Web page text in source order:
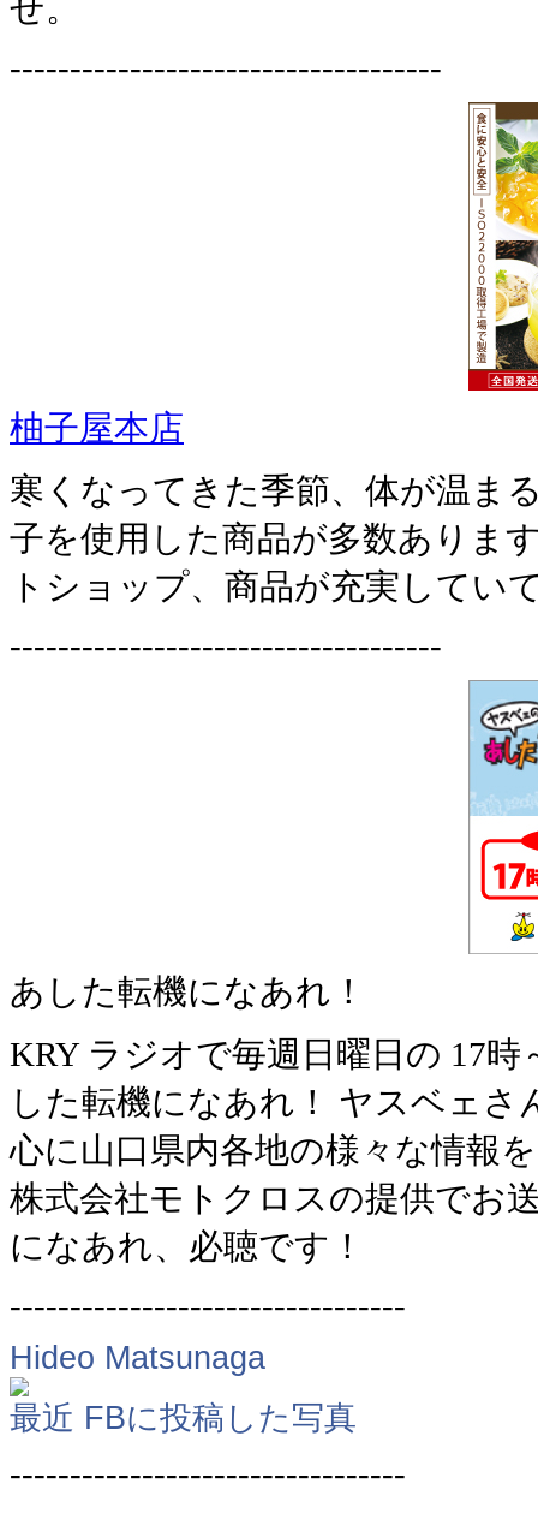
せ。
------------------------------------
柚子屋本店
寒くなってきた季節、体が温ま
子を使用した商品が多数ありま
トショップ、商品が充実してい
------------------------------------
あした転機になあれ！
KRY ラジオで毎週日曜日の 17
した転機になあれ！ ヤスベェ
心に山口県内各地の様々な情報
株式会社モトクロスの提供でお
になあれ、必聴です！
---------------------------------
Hideo Matsunaga
最近 FBに投稿した写真
---------------------------------